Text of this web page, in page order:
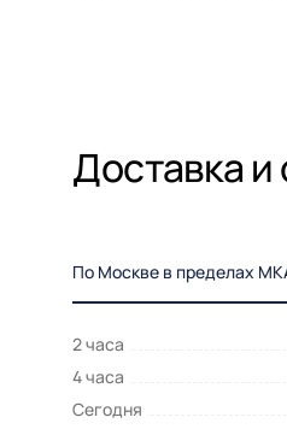
Доставка и
По Москве в пределах
2 часа
4 часа
Сегодня